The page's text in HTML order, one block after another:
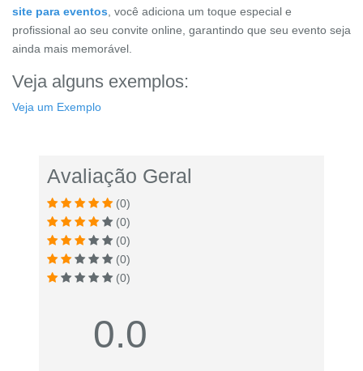
site para eventos , você adiciona um toque especial e
profissional ao seu convite online, garantindo que seu evento seja
ainda mais memorável.
Veja alguns exemplos:
Veja um Exemplo
Avaliação Geral
(0)
(0)
(0)
(0)
(0)
0.0